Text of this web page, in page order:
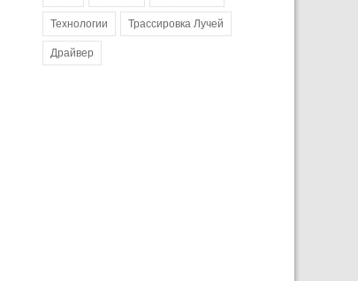
Технологии Трассировка Лучей
Драйвер